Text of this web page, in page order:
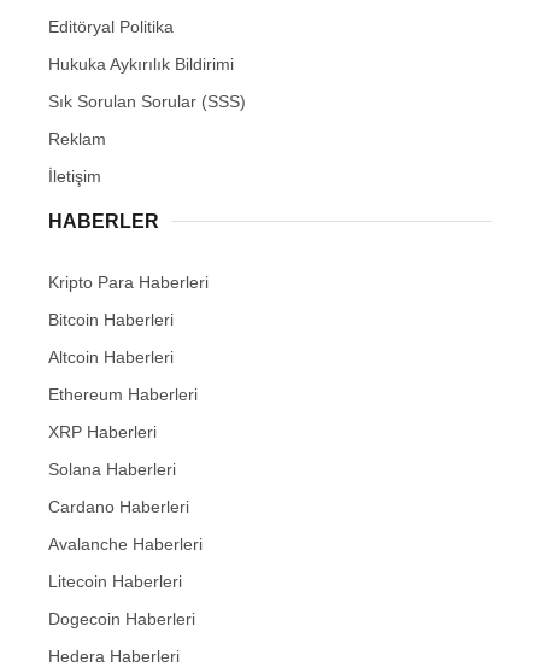
Editöryal Politika
Hukuka Aykırılık Bildirimi
Sık Sorulan Sorular (SSS)
Reklam
İletişim
HABERLER
Kripto Para Haberleri
Bitcoin Haberleri
Altcoin Haberleri
Ethereum Haberleri
XRP Haberleri
Solana Haberleri
Cardano Haberleri
Avalanche Haberleri
Litecoin Haberleri
Dogecoin Haberleri
Hedera Haberleri